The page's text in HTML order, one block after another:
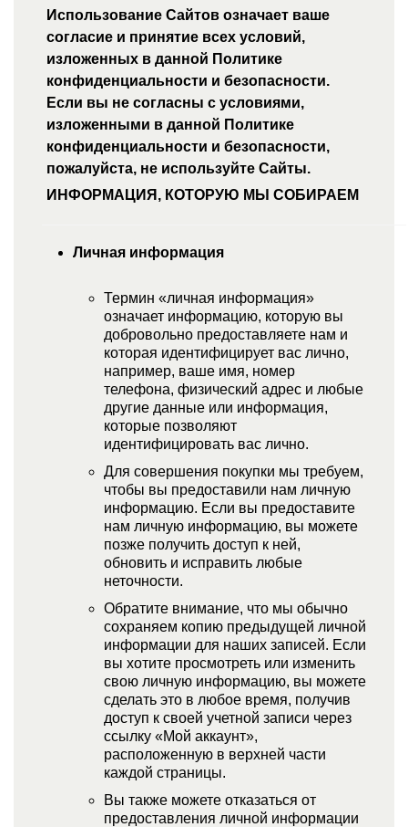
Использование Сайтов означает ваше
согласие и принятие всех условий,
изложенных в данной Политике
конфиденциальности и безопасности.
Если вы не согласны с условиями,
изложенными в данной Политике
конфиденциальности и безопасности,
пожалуйста, не используйте Сайты.
ИНФОРМАЦИЯ, КОТОРУЮ МЫ СОБИРАЕМ
Личная информация
Термин «личная информация»
означает информацию, которую вы
добровольно предоставляете нам и
которая идентифицирует вас лично,
например, ваше имя, номер
телефона, физический адрес и любые
другие данные или информация,
которые позволяют
идентифицировать вас лично.
Для совершения покупки мы требуем,
чтобы вы предоставили нам личную
информацию. Если вы предоставите
нам личную информацию, вы можете
позже получить доступ к ней,
обновить и исправить любые
неточности.
Обратите внимание, что мы обычно
сохраняем копию предыдущей личной
информации для наших записей. Если
вы хотите просмотреть или изменить
свою личную информацию, вы можете
сделать это в любое время, получив
доступ к своей учетной записи через
ссылку «Мой аккаунт»,
расположенную в верхней части
каждой страницы.
Вы также можете отказаться от
предоставления личной информации